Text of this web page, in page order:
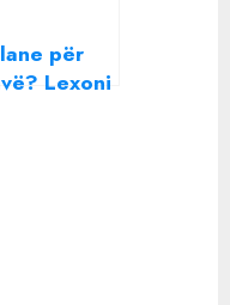
për
Lexoni